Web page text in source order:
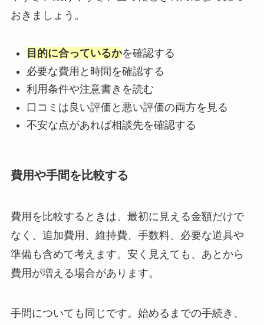
おきましょう。
目的に合っているかを確認する
必要な費用と時間を確認する
利用条件や注意書きを読む
口コミは良い評価と悪い評価の両方を見る
不安な点があれば相談先を確認する
費用や手間を比較する
費用を比較するときは、最初に見える金額だけで
なく、追加費用、維持費、手数料、必要な道具や
準備も含めて考えます。安く見えても、あとから
費用が増える場合があります。
手間についても同じです。始めるまでの手続き、